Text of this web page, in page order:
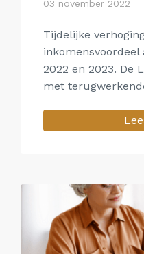
03 november 2022
Tijdelijke
inkomensvoordeel
2022 en 2023. De
met